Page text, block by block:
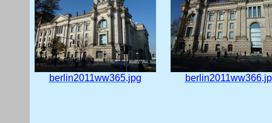
berlin2011ww365.jpg